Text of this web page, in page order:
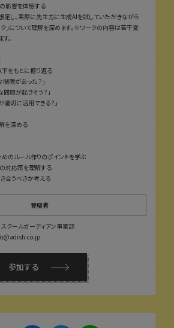
影響を体感する
し、実際に先生方に生成AIを試していただきながら
」について理解を深めます。※ワークの内容は若干変
。
をもとに振り返る
制限があった？」
問題が起きそう？」
適切に活用できる？」
を深める
のルール作りのポイントを学ぶ
対応策を理解する
合うべきか考える
登壇者
クールガーディアン事業部
参加する